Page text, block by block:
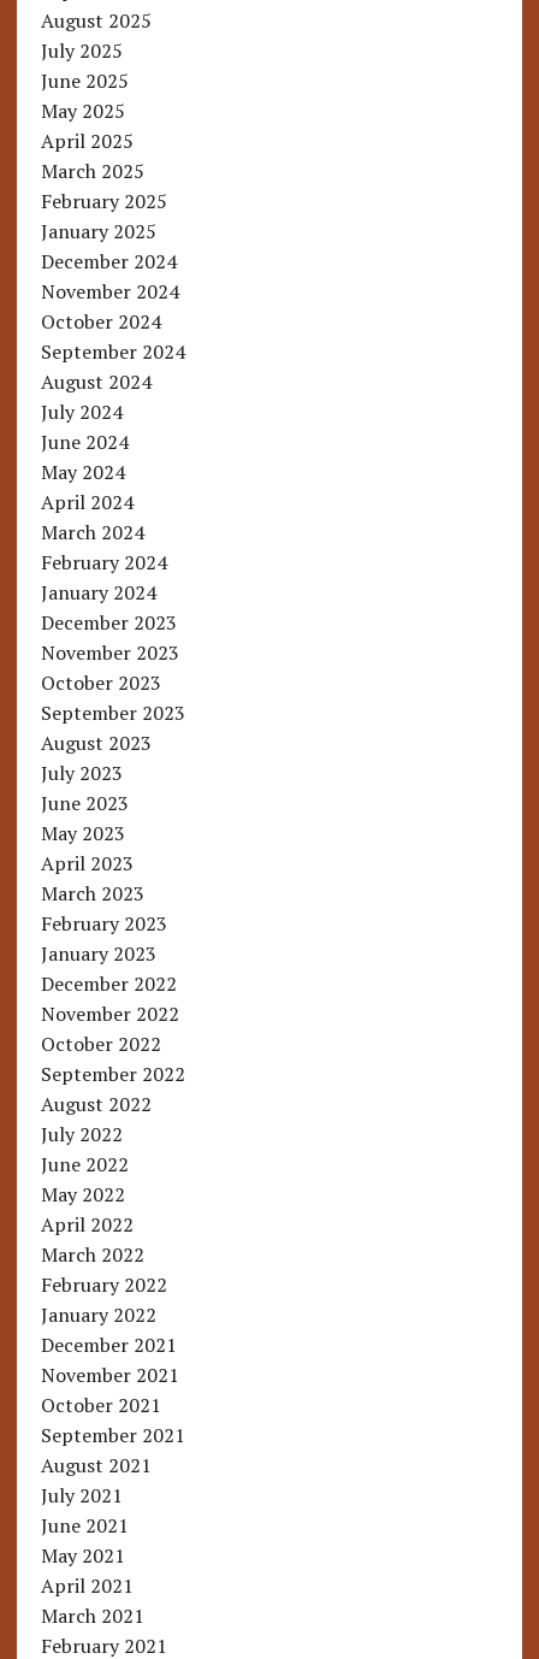
August 2025
July 2025
June 2025
May 2025
April 2025
March 2025
February 2025
January 2025
December 2024
November 2024
October 2024
September 2024
August 2024
July 2024
June 2024
May 2024
April 2024
March 2024
February 2024
January 2024
December 2023
November 2023
October 2023
September 2023
August 2023
July 2023
June 2023
May 2023
April 2023
March 2023
February 2023
January 2023
December 2022
November 2022
October 2022
September 2022
August 2022
July 2022
June 2022
May 2022
April 2022
March 2022
February 2022
January 2022
December 2021
November 2021
October 2021
September 2021
August 2021
July 2021
June 2021
May 2021
April 2021
March 2021
February 2021